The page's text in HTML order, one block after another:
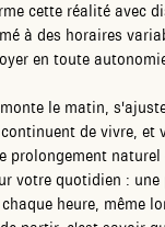
cette réalité avec
à des horaires
en toute
le matin,
de vivre, et
prolongement
votre quotidien : une
heure, même